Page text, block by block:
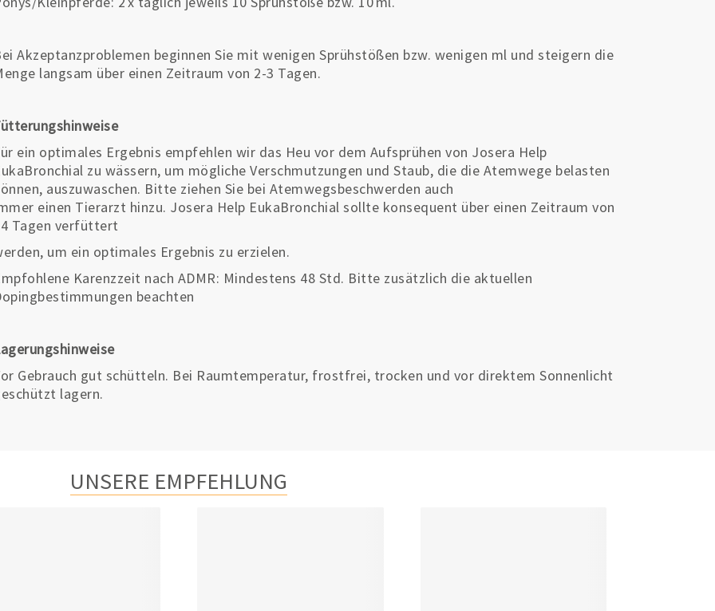
Akzeptanzproblemen beginnen Sie mit wenigen Sprühstößen bzw. wenigen ml und steigern die
langsam über einen Zeitraum von 2-3 Tagen.
ein optimales Ergebnis empfehlen wir das Heu vor dem Aufsprühen von Josera Help
zu wässern, um mögliche Verschmutzungen und Staub, die die Atemwege belasten
auszuwaschen. Bitte ziehen Sie bei Atemwegsbeschwerden auch
einen Tierarzt hinzu. Josera Help EukaBronchial sollte konsequent über einen Zeitraum von
Tagen verfüttert
um ein optimales Ergebnis zu erzielen.
Karenzzeit nach ADMR: Mindestens 48 Std. Bitte zusätzlich die aktuellen
beachten
Gebrauch gut schütteln. Bei Raumtemperatur, frostfrei, trocken und vor direktem Sonnenlicht
lagern.
UNSERE EMPFEHLUNG